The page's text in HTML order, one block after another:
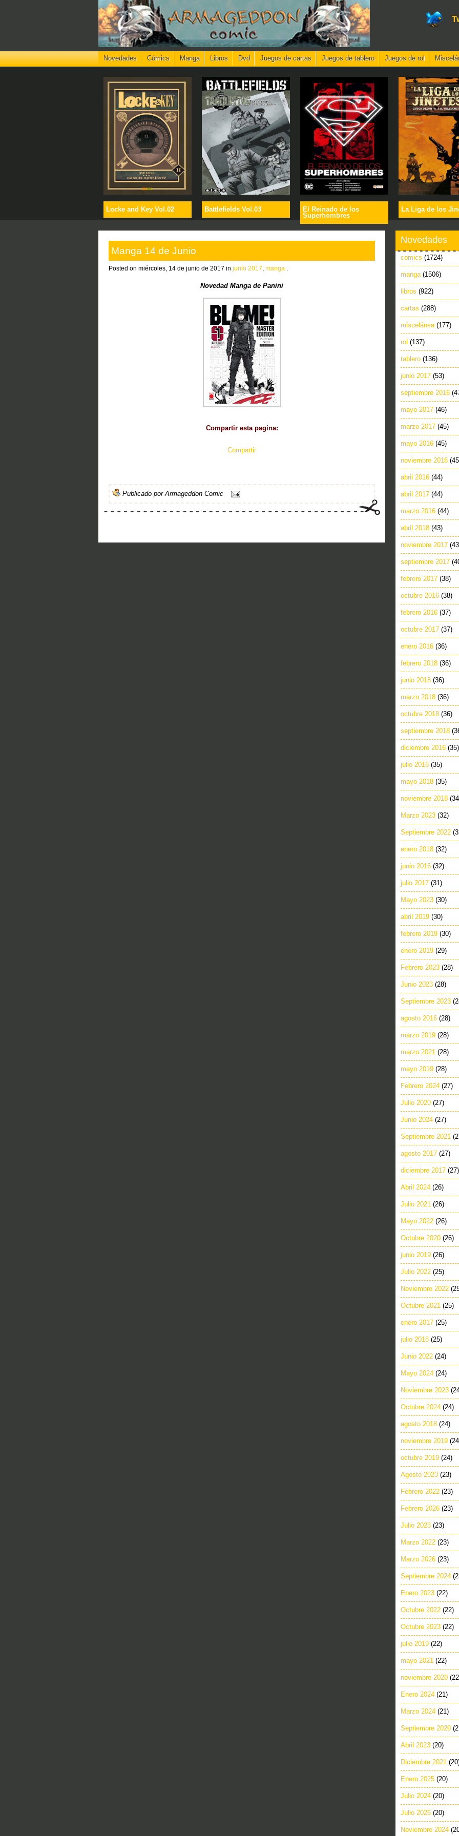
Novedades Cómics Manga Libros Dvd Juegos de cartas Juegos de tablero Juegos de rol
Locke and Key Vol.02 Battlefields Vol.03
El Reinado de los
Superhombres
La Liga de los
Manga 14 de Junio
Posted on miércoles, 14 de junio de 2017 in junio 2017 manga
Novedad Manga de Panini
Compartir esta pagina:
Compartir
Publicado porArmageddon Comic
Novedades
comics (1724)
manga (1506)
libros (922)
cartas (288)
miscelánea (177)
rol (137)
tablero (136)
junio 2017 (53)
septiembre 2016
mayo 2017 (46)
marzo 2017 (45)
mayo 2016 (45)
noviembre 2016
abril 2016 (44)
abril 2017 (44)
marzo 2016 (44)
abril 2018 (43)
noviembre 2017
septiembre 2017
febrero 2017 (38)
octubre 2016 (38)
febrero 2016 (37)
octubre 2017 (37)
enero 2016 (36)
febrero 2018 (36)
junio 2018 (36)
marzo 2018 (36)
octubre 2018 (36)
septiembre 2018
diciembre 2016 (35)
julio 2016 (35)
mayo 2018 (35)
noviembre 2018
Marzo 2023 (32)
Septiembre 2022
enero 2018 (32)
junio 2016 (32)
julio 2017 (31)
Mayo 2023 (30)
abril 2019 (30)
febrero 2019 (30)
enero 2019 (29)
Febrero 2023 (28)
Junio 2023 (28)
Septiembre 2023
agosto 2016 (28)
marzo 2019 (28)
marzo 2021 (28)
mayo 2019 (28)
Febrero 2024 (27)
Julio 2020 (27)
Junio 2024 (27)
Septiembre 2021
agosto 2017 (27)
diciembre 2017 (27)
Abril 2024 (26)
Julio 2021 (26)
Mayo 2022 (26)
Octubre 2020 (26)
junio 2019 (26)
Julio 2022 (25)
Noviembre 2022
Octubre 2021 (25)
enero 2017 (25)
julio 2018 (25)
Junio 2022 (24)
Mayo 2024 (24)
Noviembre 2023
Octubre 2024 (24)
agosto 2018 (24)
noviembre 2019
octubre 2019 (24)
Agosto 2023 (23)
Febrero 2022 (23)
Febrero 2026 (23)
Julio 2023 (23)
Marzo 2022 (23)
Marzo 2026 (23)
Septiembre 2024
Enero 2023 (22)
Octubre 2022 (22)
Octubre 2023 (22)
julio 2019 (22)
mayo 2021 (22)
noviembre 2020
Enero 2024 (21)
Marzo 2024 (21)
Septiembre 2020
Abril 2023 (20)
Diciembre 2021
Enero 2025 (20)
Julio 2024 (20)
Julio 2026 (20)
Noviembre 2024